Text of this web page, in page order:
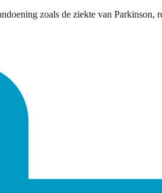
zoals de ziekte van